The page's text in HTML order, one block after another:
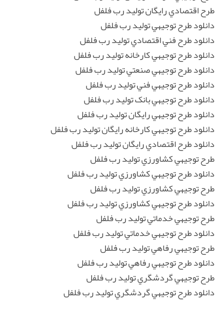
طرح اقتصادي رايگان توليد رب فلفل
دانلود طرح توجيهي توليد رب فلفل
دانلود طرح فني اقتصادي توليد رب فلفل
دانلود طرح توجيهي کارخانه توليد رب فلفل
دانلود طرح توجيهي صنعتي توليد رب فلفل
دانلود طرح توجيهي فني توليد رب فلفل
دانلود طرح توجيهي بانک توليد رب فلفل
دانلود طرح توجيهي رايگان توليد رب فلفل
دانلود طرح توجيهي کارخانه رايگان توليد رب فلفل
دانلود طرح اقتصادي رايگان توليد رب فلفل
طرح توجيهي کشاورزي توليد رب فلفل
دانلود طرح توجيهي کشاورزي توليد رب فلفل
طرح توجيهي کشاورزي توليد رب فلفل
دانلود طرح توجيهي کشاورزي توليد رب فلفل
طرح توجيهي خدماتي توليد رب فلفل
دانلود طرح توجيهي خدماتي توليد رب فلفل
طرح توجيهي رفاهي توليد رب فلفل
دانلود طرح توجيهي رفاهي توليد رب فلفل
طرح توجيهي گردشگري توليد رب فلفل
دانلود طرح توجيهي گردشگري توليد رب فلفل